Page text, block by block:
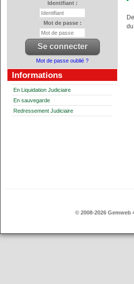
Identifiant :
Mot de passe :
Mot de passe oublié ?
Informations
En Liquidation Judiciaire
En sauvegarde
Redressement Judiciaire
© 2008-2026 Gemweb